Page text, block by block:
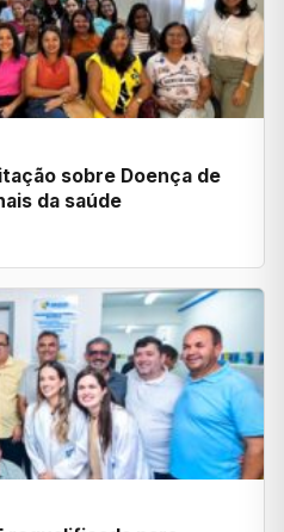
sobre Doença de
da saúde